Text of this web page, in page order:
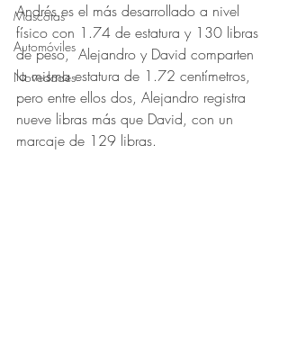
Mascotas
Automóviles
Novedades
Andrés es el más desarrollado a nivel
físico con 1.74 de estatura y 130 libras
de peso,  Alejandro y David comparten
la misma estatura de 1.72 centímetros,
pero entre ellos dos, Alejandro registra
nueve libras más que David, con un
marcaje de 129 libras.